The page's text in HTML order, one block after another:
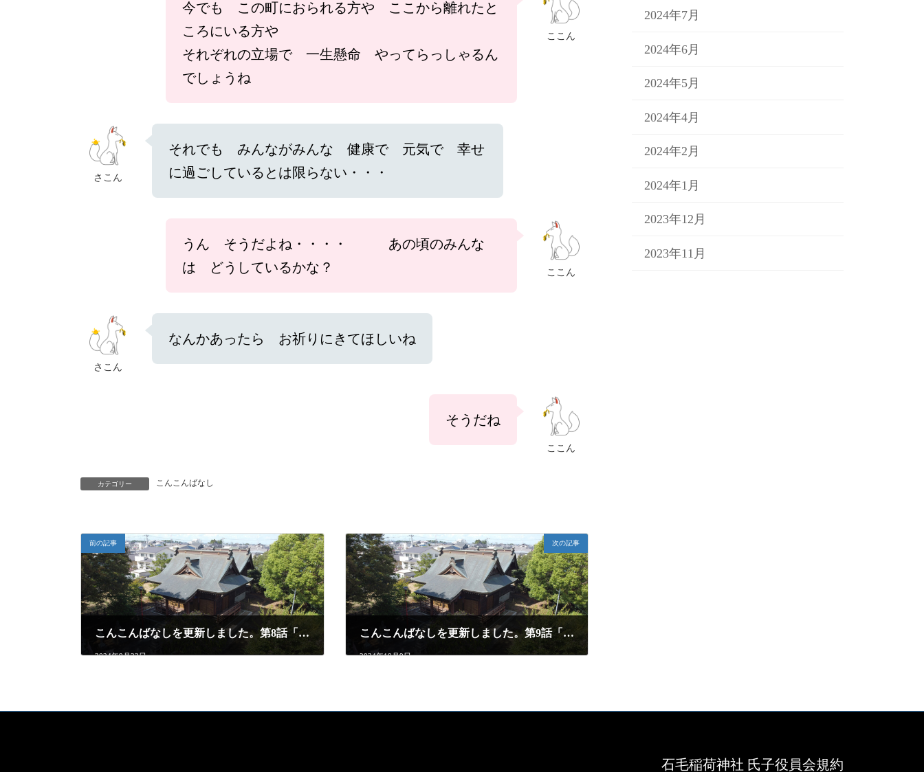
ここん
今でも この町におられる方や ここから離れたと
ころにいる方や
それぞれの立場で 一生懸命 やってらっしゃるん
でしょうね
さこん
それでも みんながみんな 健康で 元気で 幸せ
に過ごしているとは限らない・・・
ここん
うん そうだよね・・・・ あの頃のみんな
は どうしているかな？
さこん
なんかあったら お祈りにきてほしいね
ここん
そうだね
カテゴリー こんこんばなし
前の記事
こんこんばなしを更新しました。第8話「異常気象」
2024年9月22日
次の記事
こんこんばなしを更新しました。第9話「思い出」
2024年10月9日
2024年7月
2024年6月
2024年5月
2024年4月
2024年2月
2024年1月
2023年12月
2023年11月
石毛稲荷神社 氏子役員会規約